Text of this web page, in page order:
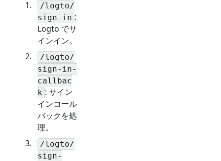
/logto/
sign-in :
Logto でサ
インイン。
/logto/
sign-in-
callbac
k : サイン
インコール
バックを処
理。
/logto/
sign-